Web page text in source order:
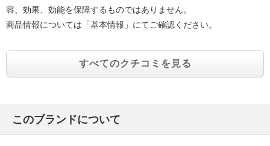
容、効果、効能を保障するものではありません。
商品情報については「基本情報」にてご確認ください。
すべてのクチコミを見る
このブランドについて